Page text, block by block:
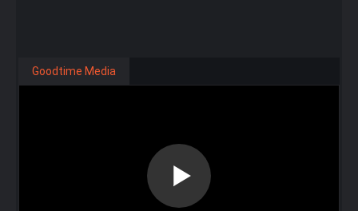
Goodtime Media